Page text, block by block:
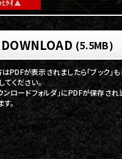
(5.5MB)
が表示されましたら「ブック」も
てください。
ウンロードフォルダ」にPDFが保存さ
。